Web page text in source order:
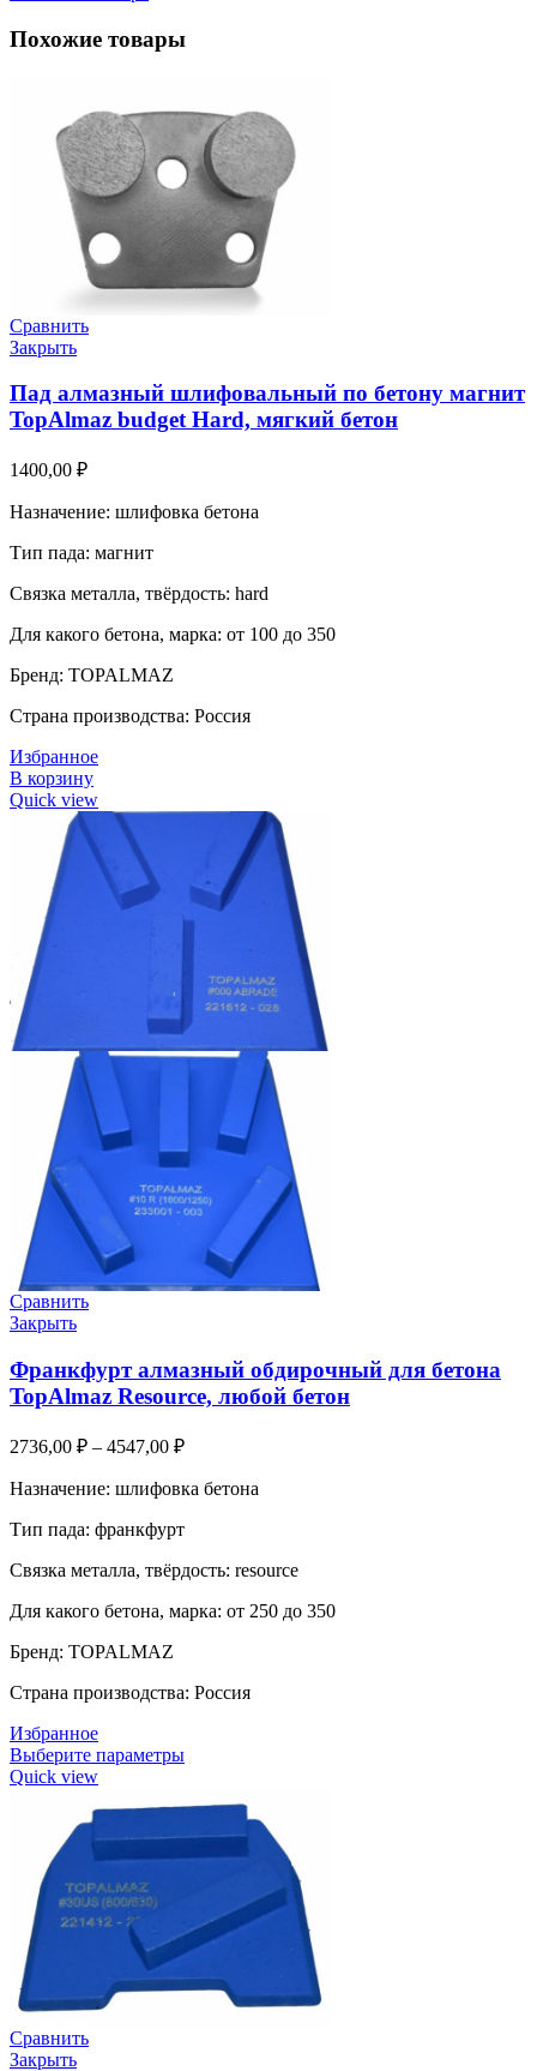
Похожие товары
Сравнить
Закрыть
Пад алмазный шлифовальный по бетону магнит
TopAlmaz budget Hard, мягкий бетон
1400,00 ₽
Назначение: шлифовка бетона
Тип пада: магнит
Связка металла, твёрдость: hard
Для какого бетона, марка: от 100 до 350
Бренд: TOPALMAZ
Страна производства: Россия
Избранное
В корзину
Quick view
Сравнить
Закрыть
Франкфурт алмазный обдирочный для бетона
TopAlmaz Resource, любой бетон
2736,00 ₽ – 4547,00 ₽
Назначение: шлифовка бетона
Тип пада: франкфурт
Связка металла, твёрдость: resource
Для какого бетона, марка: от 250 до 350
Бренд: TOPALMAZ
Страна производства: Россия
Избранное
Выберите параметры
Quick view
Сравнить
Закрыть